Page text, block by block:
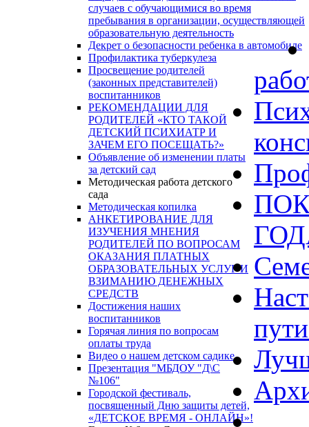
случаев с обучающимися во время
пребывания в организации, осуществляющей
образовательную деятельность
Декрет о безопасности ребенка в автомобиле
Профилактика туберкулеза
Просвещение родителей
(законных представителей)
воспитанников
РЕКОМЕНДАЦИИ ДЛЯ
РОДИТЕЛЕЙ «КТО ТАКОЙ
ДЕТСКИЙ ПСИХИАТР И
ЗАЧЕМ ЕГО ПОСЕЩАТЬ?»
Объявление об изменении платы
за детский сад
Методическая работа детского
сада
Методическая копилка
АНКЕТИРОВАНИЕ ДЛЯ
ИЗУЧЕНИЯ МНЕНИЯ
РОДИТЕЛЕЙ ПО ВОПРОСАМ
ОКАЗАНИЯ ПЛАТНЫХ
ОБРАЗОВАТЕЛЬНЫХ УСЛУГ И
ВЗИМАНИЮ ДЕНЕЖНЫХ
СРЕДСТВ
Достижения наших
воспитанников
Горячая линия по вопросам
оплаты труда
Видео о нашем детском садике
Презентация "МБДОУ "Д\С
№106"
Городской фестиваль,
посвященный Дню защиты детей,
«ДЕТСКОЕ ВРЕМЯ - ОНЛАЙН»!